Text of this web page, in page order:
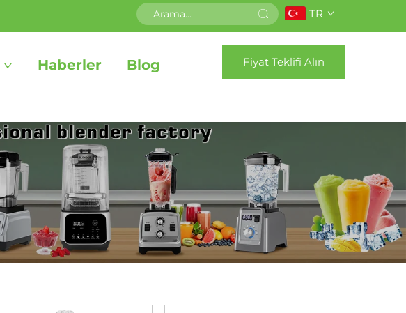
TR
Haberler
Blog
Fiyat Teklifi Alın